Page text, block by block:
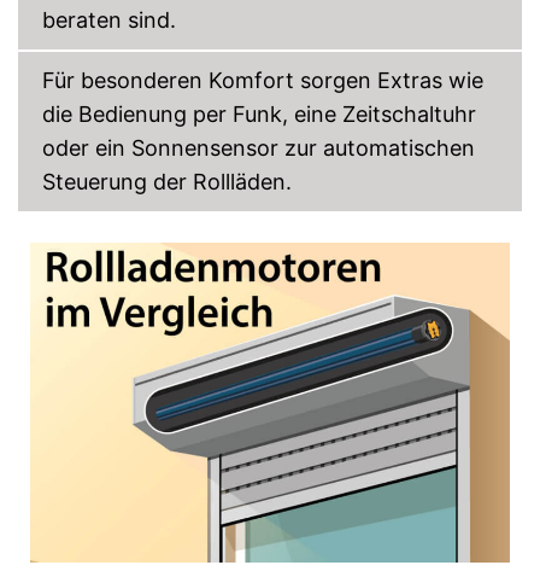
beraten sind.
Für besonderen Komfort sorgen Extras wie
die Bedienung per Funk, eine Zeitschaltuhr
oder ein Sonnensensor zur automatischen
Steuerung der Rollläden.